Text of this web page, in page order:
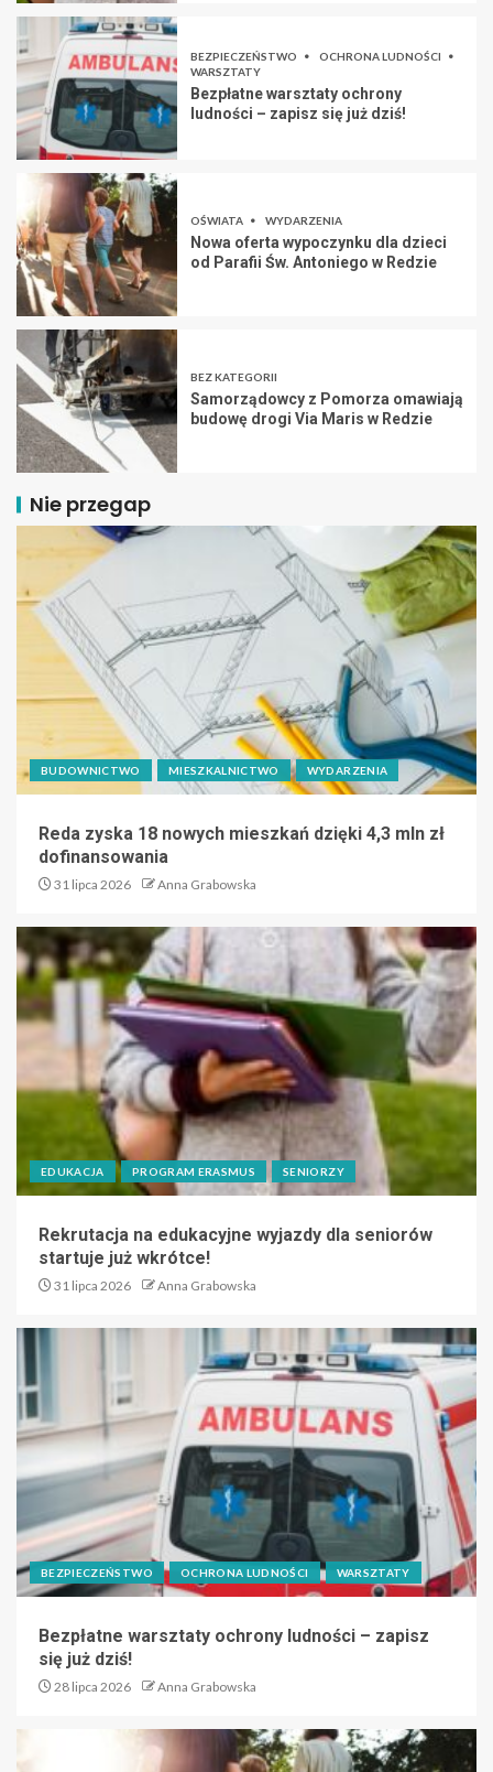
BEZPIECZEŃSTWO
OCHRONA LUDNOŚCI
WARSZTATY
Bezpłatne warsztaty ochrony
ludności – zapisz się już dziś!
OŚWIATA WYDARZENIA
Nowa oferta wypoczynku dla dzieci
od Parafii Św. Antoniego w Redzie
BEZ KATEGORII
Samorządowcy z Pomorza omawiają
budowę drogi Via Maris w Redzie
Nie przegap
BUDOWNICTWO MIESZKALNICTWO WYDARZENIA
Reda zyska 18 nowych mieszkań dzięki 4,3 mln zł
dofinansowania
31 lipca 2026 Anna Grabowska
EDUKACJA PROGRAM ERASMUS SENIORZY
Rekrutacja na edukacyjne wyjazdy dla seniorów
startuje już wkrótce!
31 lipca 2026 Anna Grabowska
BEZPIECZEŃSTWO OCHRONA LUDNOŚCI WARSZTATY
Bezpłatne warsztaty ochrony ludności – zapisz
się już dziś!
28 lipca 2026 Anna Grabowska